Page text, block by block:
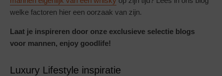
welke factoren hier een oorzaak van zijn.
Laat je inspireren door onze exclusieve selectie blogs
voor mannen, enjoy goodlife!
Luxury Lifestyle inspiratie